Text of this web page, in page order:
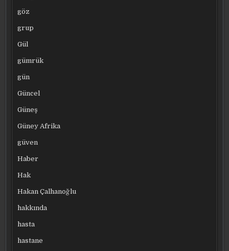
göz
grup
Gül
gümrük
gün
Güncel
Güneş
Güney Afrika
güven
Haber
Hak
Hakan Çalhanoğlu
hakkında
hasta
hastane